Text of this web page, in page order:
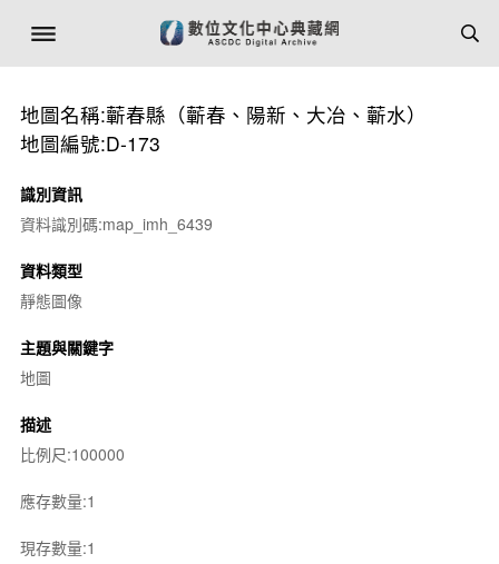
地圖名稱:蘄春縣（蘄春、陽新、大冶、蘄水）
地圖編號:D-173
識別資訊
資料識別碼:map_imh_6439
資料類型
靜態圖像
主題與關鍵字
地圖
描述
比例尺:100000
應存數量:1
現存數量:1